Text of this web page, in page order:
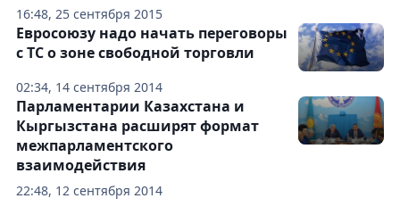
16:48, 25 сентября 2015
02:34, 14 сентября 2014
Евросоюзу надо начать переговоры
с ТС о зоне свободной торговли
22:48, 12 сентября 2014
Парламентарии Казахстана и
Кыргызстана расширят формат
межпарламентского
взаимодействия